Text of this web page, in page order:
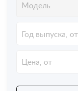
Модель
Год выпуска, от